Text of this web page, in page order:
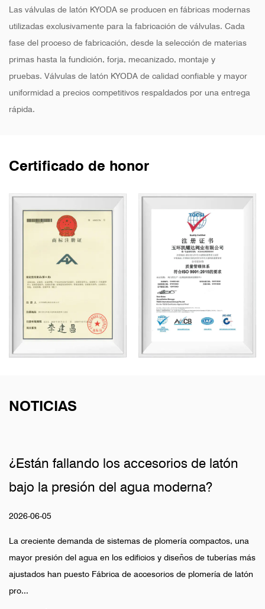
Las válvulas de latón KYODA se producen en fábricas modernas
utilizadas exclusivamente para la fabricación de válvulas. Cada
fase del proceso de fabricación, desde la selección de materias
primas hasta la fundición, forja, mecanizado, montaje y
pruebas. Válvulas de latón KYODA de calidad confiable y mayor
uniformidad a precios competitivos respaldados por una entrega
rápida.
Certificado de honor
NOTICIAS
¿Están fallando los accesorios de latón
bajo la presión del agua moderna?
2026-06-05
La creciente demanda de sistemas de plomería compactos, una
mayor presión del agua en los edificios y diseños de tuberías más
ajustados han puesto Fábrica de accesorios de plomería de latón
pro...